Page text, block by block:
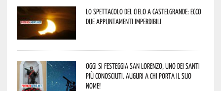
Lo spettacolo del cielo a Castelgrande: ecco
due appuntamenti imperdibili
Oggi si festeggia San Lorenzo, uno dei Santi
più conosciuti. Auguri a chi porta il suo
nome!